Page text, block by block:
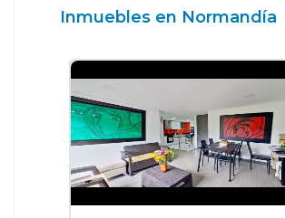
Inmuebles en Normandía